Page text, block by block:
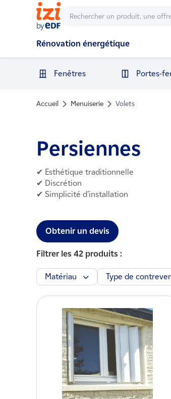
Rénovation énergétique
Fenêtres Portes-
Accueil Menuiserie Volets
Persiennes
✔ Esthétique traditionnelle
✔ Discrétion
✔ Simplicité d’installation
Obtenir un devis
Filtrer les 42 produits :
Matériau Type de